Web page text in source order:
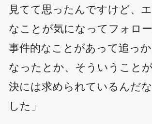
見てて思ったんですけど、
なことが気になってフォロー
事件的なことがあって追っ
なったとか、そういうこと
決には求められているんだ
した」